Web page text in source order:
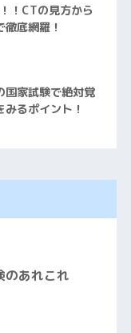
！CTの見方から
底網羅！
国家試験で絶対覚
るポイント！
のあれこれ